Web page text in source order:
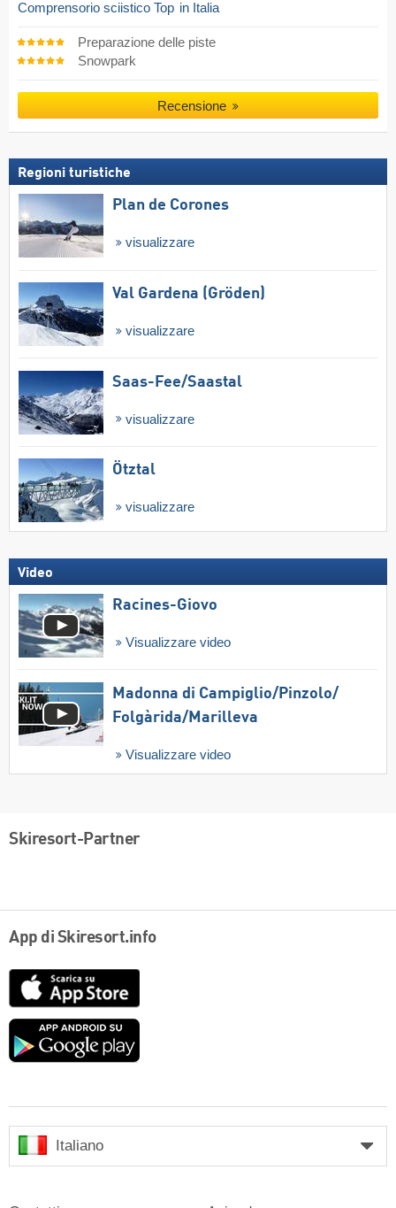
Comprensorio sciistico Top in Italia
Preparazione delle piste
Snowpark
Recensione
Regioni turistiche
Plan de Corones
visualizzare
Val Gardena (Gröden)
visualizzare
Saas-Fee/​Saastal
visualizzare
Ötztal
visualizzare
Video
Racines-Giovo
Visualizzare video
Madonna di Campiglio/​Pinzolo/​
Folgàrida/​Marilleva
Visualizzare video
Skiresort-Partner
App di Skiresort.info
Google
Italiano